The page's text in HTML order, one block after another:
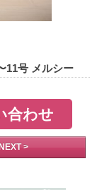
11号 メルシー
合わせ
>